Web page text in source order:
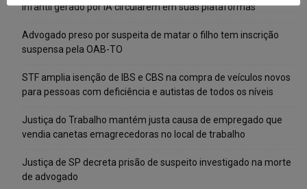
infantil gerado por IA circularem em suas plataformas
Advogado preso por suspeita de matar o filho tem inscrição
suspensa pela OAB-TO
STF amplia isenção de IBS e CBS na compra de veículos novos
para pessoas com deficiência e autistas de todos os níveis
Justiça do Trabalho mantém justa causa de empregado que
vendia canetas emagrecedoras no local de trabalho
Justiça de SP decreta prisão de suspeito investigado na morte
de advogado